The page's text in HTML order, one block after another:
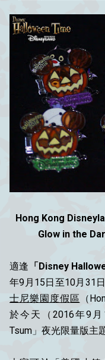
Hong Kong
Glow in the
適逢 「Disney
年9月15日至10月31
士尼樂園度假區 （
於今天（2016年9
Tsum」夜光限量版主